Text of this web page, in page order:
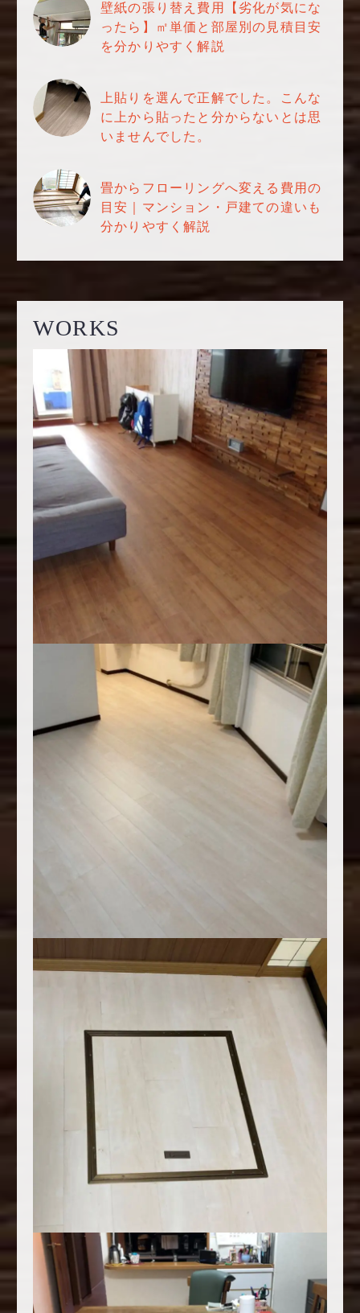
壁紙の張り替え費用【劣化が気にな
ったら】㎡単価と部屋別の見積目安
を分かりやすく解説
上貼りを選んで正解でした。こんな
に上から貼ったと分からないとは思
いませんでした。
畳からフローリングへ変える費用の
目安｜マンション・戸建ての違いも
分かりやすく解説
WORKS